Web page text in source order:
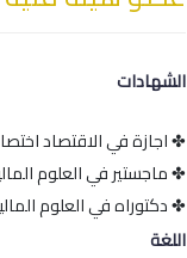
الشهادات
✤ اجازة في الاقتصاد
✤ ماجستير في العلوم
✤ دكتوراه في العلوم
اللغة